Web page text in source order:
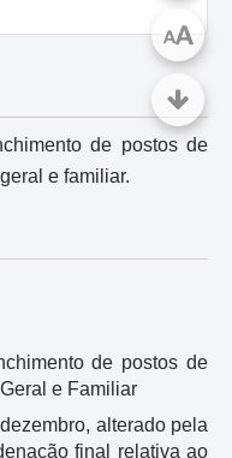
de postos de
e familiar.
de postos de
e Familiar
alterado pela
final relativa ao
AA